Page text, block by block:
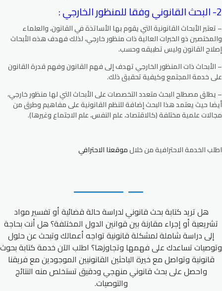
2- البحث القانوني وفقا للمنظور الخارجي :
– تعتبر الأبحاث القانونية التي يقوم بها الأساتذة في القانون، والعلماء
والمختصين ذو الخبرات العالية ذات منظور خارجي، لذلك فهدف هذه الأبحاث
إصلاح القانون وليس تطبيقه وحسب.
– الأبحاث ذات المنظور الخارجي تهدف إلى فهم القانون وفهم قدرة القانون
على خدمة المجتمع وكيفية تحقيق ذلك.
– يطلق مصطلح البحث متعدد التخصصات على الأبحاث التي لها منظور خارجي،
أيضا حيث يعتمد هذا البحث إضافة للنظم القانونية على مفاهيم وطرق من
مجالات علمية مختلفة (كالاقتصاد، علم النفس، علم الاجتماع وغيرها).
اطلب الخدمة الاحترافية من خلالموقعنا الاحترافي
هل تريد كتابة بحث قانوني لدراسة حالة قضائية أو تفسير مواد
تشريعية أو إجراء مقارنة بين قوانين الدول المختلفة؟ هل أنت بحاجة
إلى دراسة شاملة لمشكلة قانونية تواجه أعمالك وتبحث عن حلول
وتوصيات تساعدك على فهمها وتجاوزها؟ اطلب الآن خدمة كتابة بحوث
قانونية وتواصل مع خيرة الباحثين القانونيين الموجودين مع فريقنا
واحصل على بحث قانوني منهجي ودقيق تستخلص منه النتائج
والتوصيات.